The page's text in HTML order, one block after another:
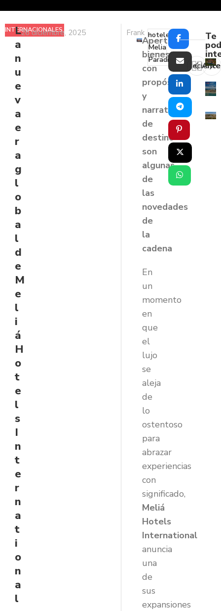
INTERNACIONALES,
NOTICIAS
L
a
n
u
e
v
a
e
r
a
g
l
o
b
a
l
d
e
M
e
l
i
á
H
o
t
e
l
s
I
n
t
e
r
n
a
t
i
o
n
a
l
26 diciembre, 2025 Frank
Aperturas,
bienestar
con
propósito
y
narrativas
de
destino
son
algunas
de
las
novedades
de
la
cadena
En
un
momento
en
que
el
lujo
se
aleja
de
lo
ostentoso
para
abrazar
experiencias
con
significado,
Meliá
Hotels
International
anuncia
una
de
sus
expansiones
hoteles
Melia
Paradisus
Reciente
Te